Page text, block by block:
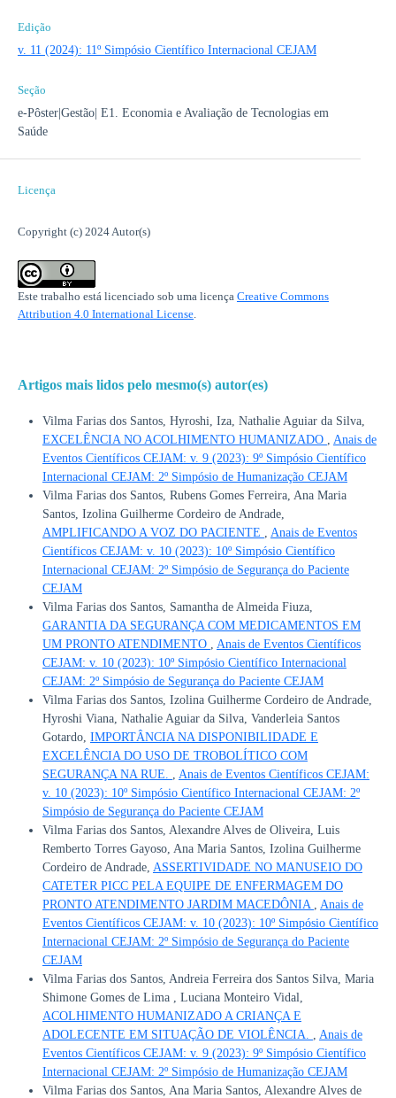
Edição
v. 11 (2024): 11º Simpósio Científico Internacional CEJAM
Seção
e-Pôster|Gestão| E1. Economia e Avaliação de Tecnologias em
Saúde
Licença
Copyright (c) 2024 Autor(s)
Este trabalho está licenciado sob uma licença Creative Commons
Attribution 4.0 International License.
Artigos mais lidos pelo mesmo(s) autor(es)
Vilma Farias dos Santos, Hyroshi, Iza, Nathalie Aguiar da Silva,
EXCELÊNCIA NO ACOLHIMENTO HUMANIZADO
Anais de
Eventos Científicos CEJAM: v. 9 (2023): 9º Simpósio Científico
Internacional CEJAM: 2º Simpósio de Humanização CEJAM
Vilma Farias dos Santos, Rubens Gomes Ferreira, Ana Maria
Santos, Izolina Guilherme Cordeiro de Andrade,
AMPLIFICANDO A VOZ DO PACIENTE
Anais de Eventos
Científicos CEJAM: v. 10 (2023): 10º Simpósio Científico
Internacional CEJAM: 2º Simpósio de Segurança do Paciente
CEJAM
Vilma Farias dos Santos, Samantha de Almeida Fiuza,
GARANTIA DA SEGURANÇA COM MEDICAMENTOS EM
UM PRONTO ATENDIMENTO
Anais de Eventos Científicos
CEJAM: v. 10 (2023): 10º Simpósio Científico Internacional
CEJAM: 2º Simpósio de Segurança do Paciente CEJAM
Vilma Farias dos Santos, Izolina Guilherme Cordeiro de Andrade,
Hyroshi Viana, Nathalie Aguiar da Silva, Vanderleia Santos
Gotardo, IMPORTÂNCIA NA DISPONIBILIDADE E
EXCELÊNCIA DO USO DE TROBOLÍTICO COM
SEGURANÇA NA RUE.
Anais de Eventos Científicos CEJAM:
v. 10 (2023): 10º Simpósio Científico Internacional CEJAM: 2º
Simpósio de Segurança do Paciente CEJAM
Vilma Farias dos Santos, Alexandre Alves de Oliveira, Luis
Remberto Torres Gayoso, Ana Maria Santos, Izolina Guilherme
Cordeiro de Andrade, ASSERTIVIDADE NO MANUSEIO DO
CATETER PICC PELA EQUIPE DE ENFERMAGEM DO
PRONTO ATENDIMENTO JARDIM MACEDÔNIA
Anais de
Eventos Científicos CEJAM: v. 10 (2023): 10º Simpósio Científico
Internacional CEJAM: 2º Simpósio de Segurança do Paciente
CEJAM
Vilma Farias dos Santos, Andreia Ferreira dos Santos Silva, Maria
Shimone Gomes de Lima , Luciana Monteiro Vidal,
ACOLHIMENTO HUMANIZADO A CRIANÇA E
ADOLECENTE EM SITUAÇÃO DE VIOLÊNCIA.
Anais de
Eventos Científicos CEJAM: v. 9 (2023): 9º Simpósio Científico
Internacional CEJAM: 2º Simpósio de Humanização CEJAM
Vilma Farias dos Santos, Ana Maria Santos, Alexandre Alves de